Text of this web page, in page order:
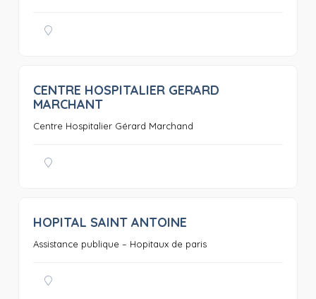
CENTRE HOSPITALIER GERARD
MARCHANT
Centre Hospitalier Gérard Marchand
HOPITAL SAINT ANTOINE
Assistance publique – Hopitaux de paris